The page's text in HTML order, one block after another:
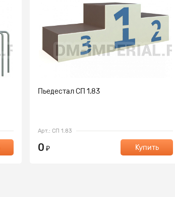
Пьедестал СП 1.83
Арт.: СП 1.83
0 ₽ Купить